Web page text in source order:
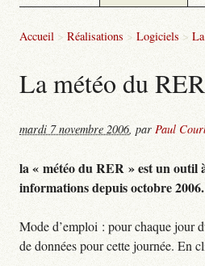
Accueil > Réalisations > Logiciels >
La météo du
mardi 7 novembre 2006, par Paul
la « météo du RER » est un outil
informations depuis octobre 2006.
Mode d’emploi : pour chaque jour
de données pour cette journée. En